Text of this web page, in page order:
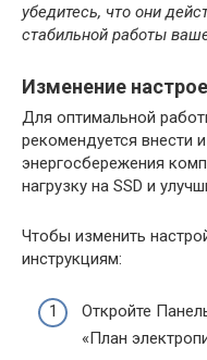
убедитесь, что они
стабильной работы
Изменение
Для оптимальной
рекомендуется внести
энергосбережения
нагрузку на SSD и
Чтобы изменить
инструкциям:
Откройте
«План